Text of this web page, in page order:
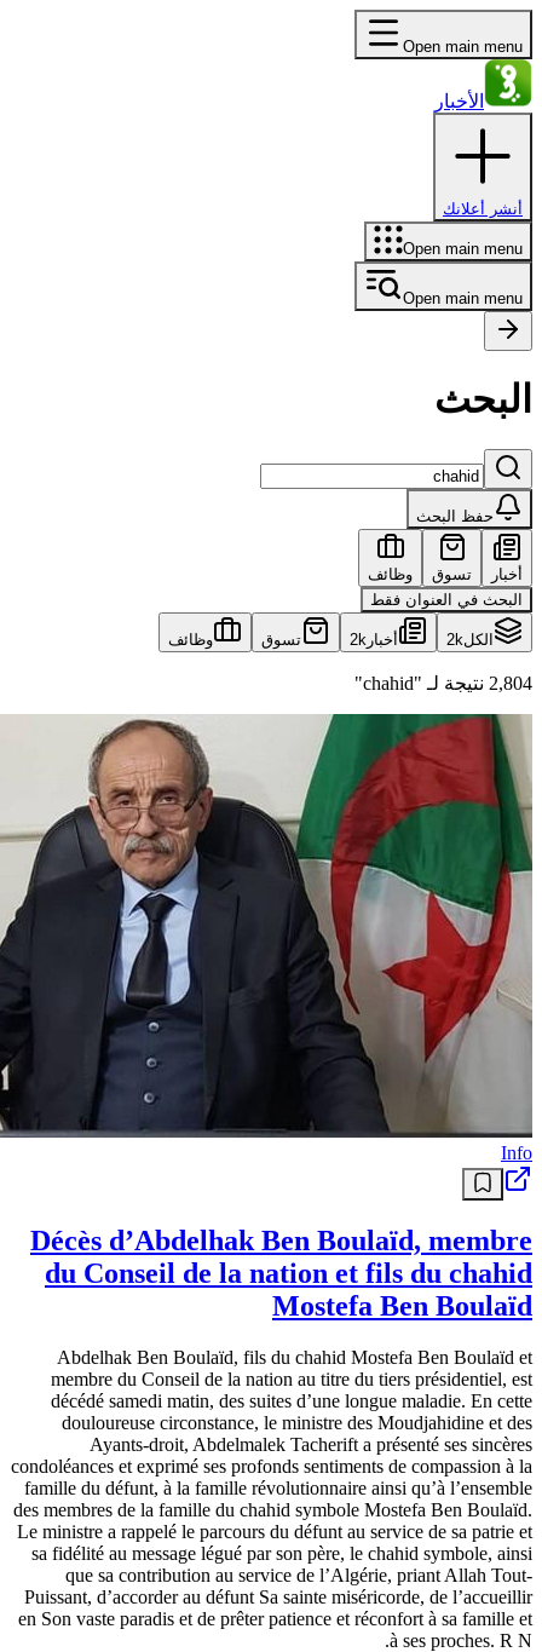
Open main menu
الأخبار
أنشر أعلانك
Open main menu
Open main menu
البحث
حفظ البحث
أخبار تسوق
وظائف
البحث في العنوان فقط
الكل2k أخبار 2k تسوق وظائف
2,804 نتيجة لـ "chahid"
Info
Décès d’Abdelhak Ben Boulaïd, membre
du Conseil de la nation et fils du chahid
Mostefa Ben Boulaïd
Abdelhak Ben Boulaïd, fils du chahid Mostefa Ben Boulaïd et
membre du Conseil de la nation au titre du tiers présidentiel, est
décédé samedi matin, des suites d’une longue maladie. En cette
douloureuse circonstance, le ministre des Moudjahidine et des
Ayants-droit, Abdelmalek Tacherift a présenté ses sincères
condoléances et exprimé ses profonds sentiments de compassion à la
famille du défunt, à la famille révolutionnaire ainsi qu’à l’ensemble
des membres de la famille du chahid symbole Mostefa Ben Boulaïd.
Le ministre a rappelé le parcours du défunt au service de sa patrie et
sa fidélité au message légué par son père, le chahid symbole, ainsi
que sa contribution au service de l’Algérie, priant Allah Tout-
Puissant, d’accorder au défunt Sa sainte miséricorde, de l’accueillir
en Son vaste paradis et de prêter patience et réconfort à sa famille et
à ses proches. R N.